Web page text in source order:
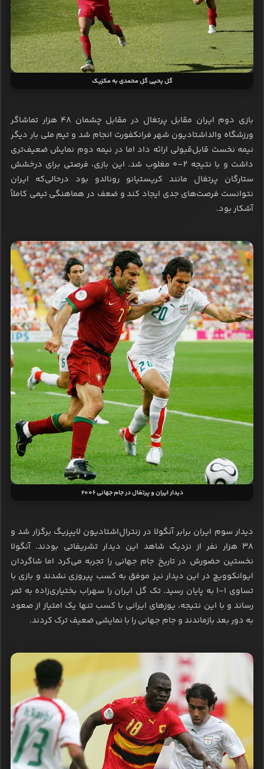
گل یحیی گل محمدی به مکزیک
بازی دوم ایران مقابل پرتغال در مقابل چشمان ۴۸ هزار تماشاگر
ورزشگاه والد‌اشتادیون شهر فرانکفورت انجام شد و تیم ملی بار دیگر
نیمه نخست قابل‌قبولی ارائه داد اما در نیمه دوم نمایش ضعیف‌تری
داشت و با نتیجه ۲–۰ مغلوب شد. این بازی، فرصتی برای درخشش
ستارگان پرتغال مانند کریستیانو رونالدو بود درحالی‌که ایران
نتوانست فرصت‌های جدی ایجاد کند و ضعف در هماهنگی تیمی کاملاً
آشکار بود.
دیدار ایران و پرتغال در جام جهانی 2006
دیدار سوم ایران برابر آنگولا در زنترال‌اشتادیون لایپزیگ برگزار شد و
۳۸ هزار نفر از نزدیک شاهد این دیدار تشریفاتی بودند. آنگولا
نخستین حضورش در تاریخ جام جهانی را تجربه می‌کرد اما شاگردان
ایوانکوویچ در این دیدار نیز موفق به کسب پیروزی نشدند و بازی با
تساوی ۱-۱ به پایان رسید. تک گل ایران را سهراب بختیاری‌زاده به ثمر
رساند و با این نتیجه، یوزهای ایرانی با کسب تنها یک امتیاز از صعود
به دور بعد بازماندند و جام جهانی را با نمایشی ضعیف ترک کردند.